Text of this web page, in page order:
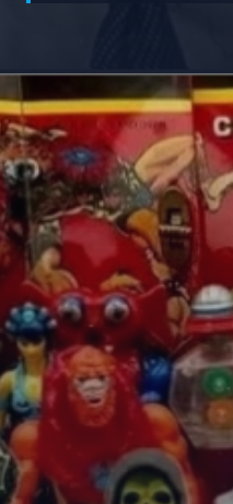
Đang mởhttps://